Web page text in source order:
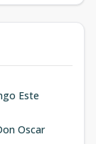
Este
Oscar